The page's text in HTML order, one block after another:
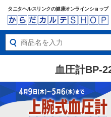
タニタヘルスリンクの健康オンラインショップ
血圧計BP-